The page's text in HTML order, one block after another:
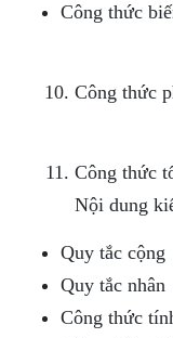
Công thức
Công thức
Công thức
Nội dung
Quy tắc cộng
Quy tắc nhân
Công thức